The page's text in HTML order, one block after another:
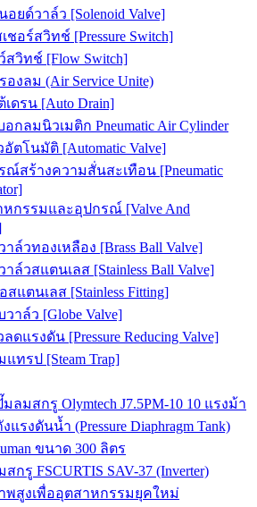
อยด์วาล์ว [Solenoid Valve]
ชอร์สวิทช์ [Pressure Switch]
สวิทช์ [Flow Switch]
องลม (Air Service Unite)
เดรน [Auto Drain]
อกลมนิวเมติก Pneumatic Air Cylinder
อัตโนมัติ [Automatic Valve]
ณ์สร้างความสั่นสะเทือน [Pneumatic
กรรมและอุปกรณ์ [Valve And
ล์วทองเหลือง [Brass Ball Valve]
ล์วสแตนเลส [Stainless Ball Valve]
แตนเลส [Stainless Fitting]
าล์ว [Globe Valve]
ดแรงดัน [Pressure Reducing Valve]
แทรป [Steam Trap]
ลมสกรู Olymtech J7.5PM-10 10 แรงม้า
แรงดันน้ำ (Pressure Diaphragm Tank)
ขนาด 300 ลิตร
กรู FSCURTIS SAV-37 (Inverter)
พสูงเพื่ออุตสาหกรรมยุคใหม่